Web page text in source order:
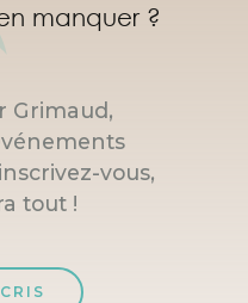
manquer ?
Grimaud,
vous,
tout !